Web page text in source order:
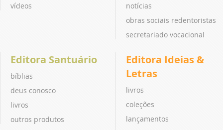
vídeos
notícias
obras sociais redentoristas
secretariado vocacional
Editora Santuário
bíblias
deus conosco
livros
outros produtos
Editora Ideias &
Letras
livros
coleções
lançamentos